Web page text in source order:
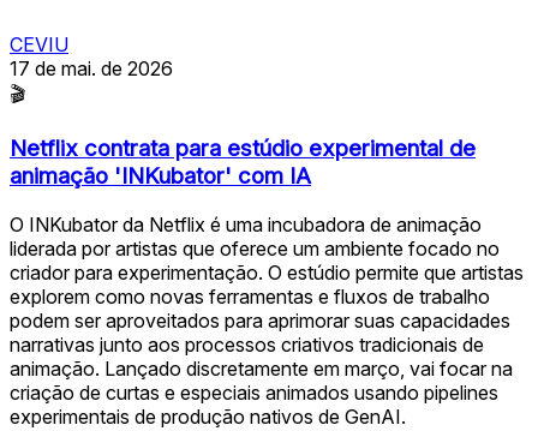
CEVIU
17 de mai. de 2026
🎬
Netflix contrata para estúdio experimental de
animação 'INKubator' com IA
O INKubator da Netflix é uma incubadora de animação
liderada por artistas que oferece um ambiente focado no
criador para experimentação. O estúdio permite que artistas
explorem como novas ferramentas e fluxos de trabalho
podem ser aproveitados para aprimorar suas capacidades
narrativas junto aos processos criativos tradicionais de
animação. Lançado discretamente em março, vai focar na
criação de curtas e especiais animados usando pipelines
experimentais de produção nativos de GenAI.